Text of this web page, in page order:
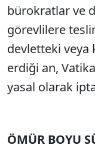
bürokratlar ve
görevlilere
devletteki veya
erdiği an,
yasal olarak
ÖMÜR BOYU